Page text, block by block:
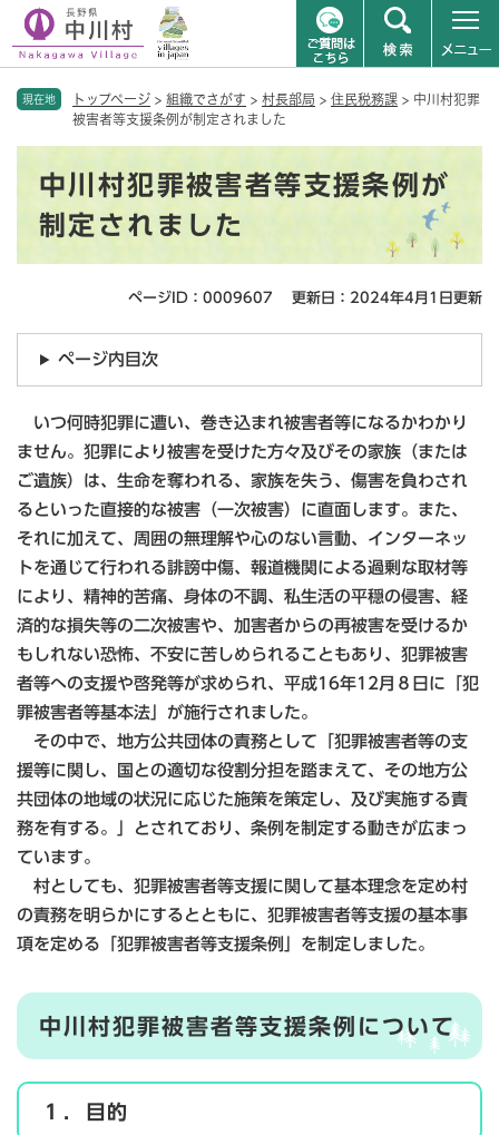
現在地 トップページ > 組織でさがす > 村長部局 > 住民税務課 > 中川村犯罪
被害者等支援条例が制定されました
中川村犯罪被害者等支援条例が
制定されました
ページID：0009607 更新日：2024年4月1日更新
ページ内目次
いつ何時犯罪に遭い、巻き込まれ被害者等になるかわかり
ません。犯罪により被害を受けた方々及びその家族（または
ご遺族）は、生命を奪われる、家族を失う、傷害を負わされ
るといった直接的な被害（一次被害）に直面します。また、
それに加えて、周囲の無理解や心のない言動、インターネッ
トを通じて行われる誹謗中傷、報道機関による過剰な取材等
により、精神的苦痛、身体の不調、私生活の平穏の侵害、経
済的な損失等の二次被害や、加害者からの再被害を受けるか
もしれない恐怖、不安に苦しめられることもあり、犯罪被害
者等への支援や啓発等が求められ、平成16年12月８日に「犯
罪被害者等基本法」が施行されました。
その中で、地方公共団体の責務として「犯罪被害者等の支
援等に関し、国との適切な役割分担を踏まえて、その地方公
共団体の地域の状況に応じた施策を策定し、及び実施する責
務を有する。」とされており、条例を制定する動きが広まっ
ています。
村としても、犯罪被害者等支援に関して基本理念を定め村
の責務を明らかにするとともに、犯罪被害者等支援の基本事
項を定める「犯罪被害者等支援条例」を制定しました。
中川村犯罪被害者等支援条例について
１．目的